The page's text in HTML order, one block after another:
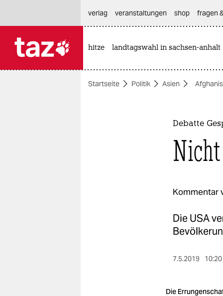
themen
verlag
veranstaltungen shop fragen
hitze landtagswahl in sachsen-anhalt
Startseite Politik Asien
Debatte
Kommentar
Die USA
7.5.2019
Die